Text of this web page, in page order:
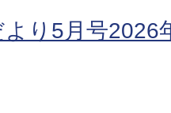
り5月号2026